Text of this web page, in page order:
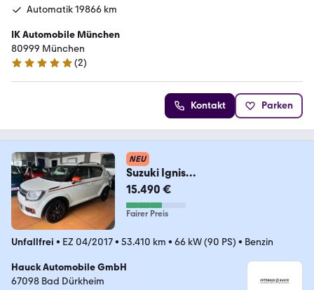
Automatik 19866 km
IK Automobile München
80999 München
5 Sterne
(2)
Kontakt Parken
NEU
Suzuki Ignis
Comfort+Autom./2.Hd/53TKM/N
avi
15.490 €
Fairer Preis
Unfallfrei • EZ 04/2017• 53.410 km • 66 kW (90 PS) • Benzin
Hauck Automobile GmbH
67098 Bad Dürkheim